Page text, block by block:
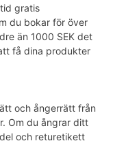
gratis
du bokar för över
än 1000 SEK det
få dina produkter
och ångerrätt från
Om du ångrar ditt
och returetikett